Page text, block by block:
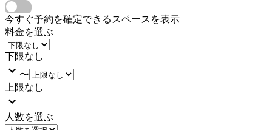
今すぐ予約を確定できるスペースを表示
料金を選ぶ
下限なし
〜
上限なし
人数を選ぶ